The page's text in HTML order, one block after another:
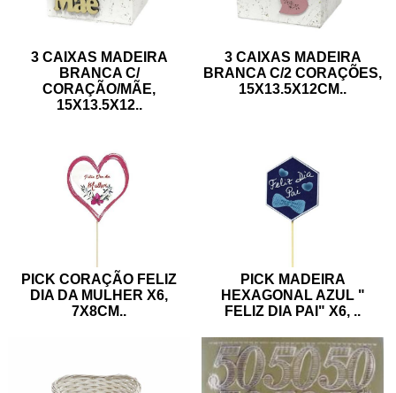
3 CAIXAS MADEIRA
BRANCA C/
CORAÇÃO/MÃE,
15X13.5X12..
3 CAIXAS MADEIRA
BRANCA C/2 CORAÇÕES,
15X13.5X12CM..
PICK CORAÇÃO FELIZ
DIA DA MULHER X6,
7X8CM..
PICK MADEIRA
HEXAGONAL AZUL "
FELIZ DIA PAI" X6, ..